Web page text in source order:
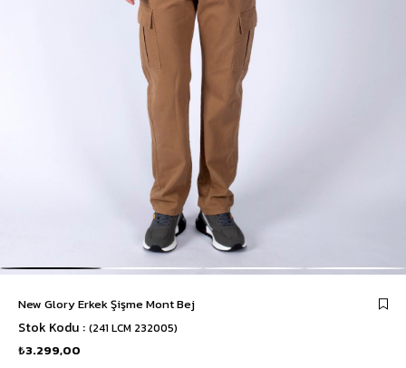
New Glory Erkek Şişme Mont Bej
Stok Kodu (241 LCM 232005)
₺3.299,00